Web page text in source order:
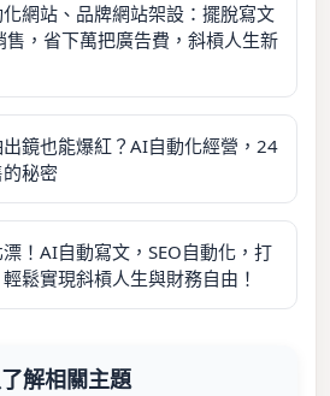
化網站、品牌網站架設：擺脫寫文
，省下萬把廣告費，斜槓人生新
出鏡也能爆紅？AI自動化經營，24
秘密
漂！AI自動寫文，SEO自動化，打
鬆實現斜槓人生與財務自由！
解相關主題